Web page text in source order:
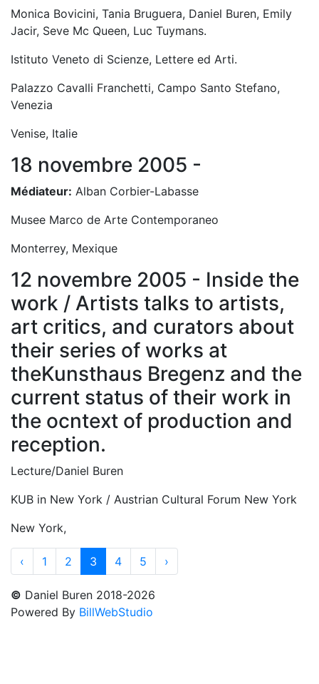
Monica Bovicini, Tania Bruguera, Daniel Buren, Emily
Jacir, Seve Mc Queen, Luc Tuymans.
Istituto Veneto di Scienze, Lettere ed Arti.
Palazzo Cavalli Franchetti, Campo Santo Stefano,
Venezia
Venise, Italie
18 novembre 2005 -
Médiateur: Alban Corbier-Labasse
Musee Marco de Arte Contemporaneo
Monterrey, Mexique
12 novembre 2005 - Inside the
work / Artists talks to artists,
art critics, and curators about
their series of works at
theKunsthaus Bregenz and the
current status of their work in
the ocntext of production and
reception.
Lecture/Daniel Buren
KUB in New York / Austrian Cultural Forum New York
New York,
‹ 1 2 3 4 5 ›
© Daniel Buren 2018-2026
Powered By BillWebStudio